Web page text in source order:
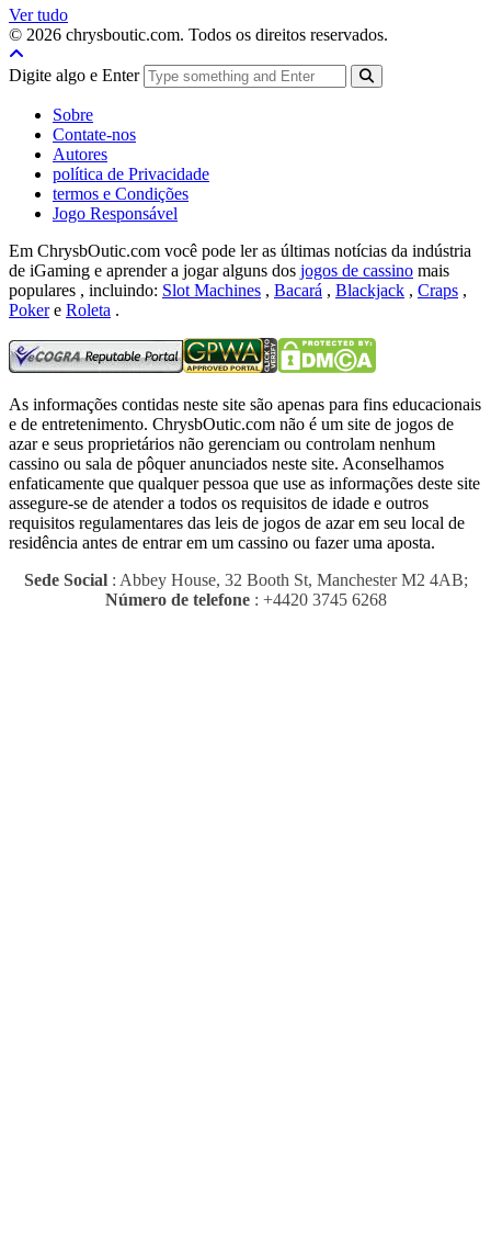
Ver tudo
© 2026 chrysboutic.com. Todos os direitos reservados.
Digite algo e Enter
Sobre
Contate-nos
Autores
política de Privacidade
termos e Condições
Jogo Responsável
Em ChrysbOutic.com você pode ler as últimas notícias da indústria
de iGaming e aprender a jogar alguns dos jogos de cassino mais
populares , incluindo: Slot Machines , Bacará , Blackjack , Craps ,
Pokere Roleta .
As informações contidas neste site são apenas para fins educacionais
e de entretenimento. ChrysbOutic.com não é um site de jogos de
azar e seus proprietários não gerenciam ou controlam nenhum
cassino ou sala de pôquer anunciados neste site. Aconselhamos
enfaticamente que qualquer pessoa que use as informações deste site
assegure-se de atender a todos os requisitos de idade e outros
requisitos regulamentares das leis de jogos de azar em seu local de
residência antes de entrar em um cassino ou fazer uma aposta.
Sede Social: Abbey House, 32 Booth St, Manchester M2 4AB;
Número de telefone: +4420 3745 6268